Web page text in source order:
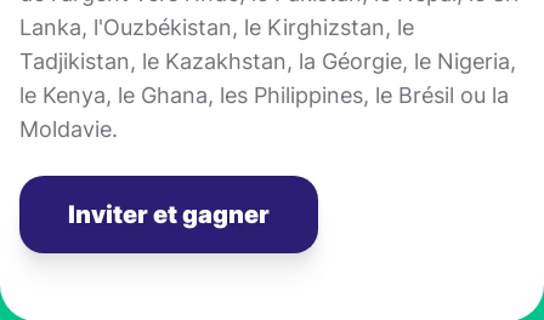
Lanka, l'Ouzbékistan, le Kirghizstan, le
Tadjikistan, le Kazakhstan, la Géorgie, le Nigeria,
le Kenya, le Ghana, les Philippines, le Brésil ou la
Moldavie.
Inviter et gagner